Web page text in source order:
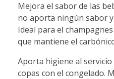
Mejora el sabor de las
no aporta ningún sabor
Ideal para el
que mantiene el
Aporta higiene al
copas con el congelado.